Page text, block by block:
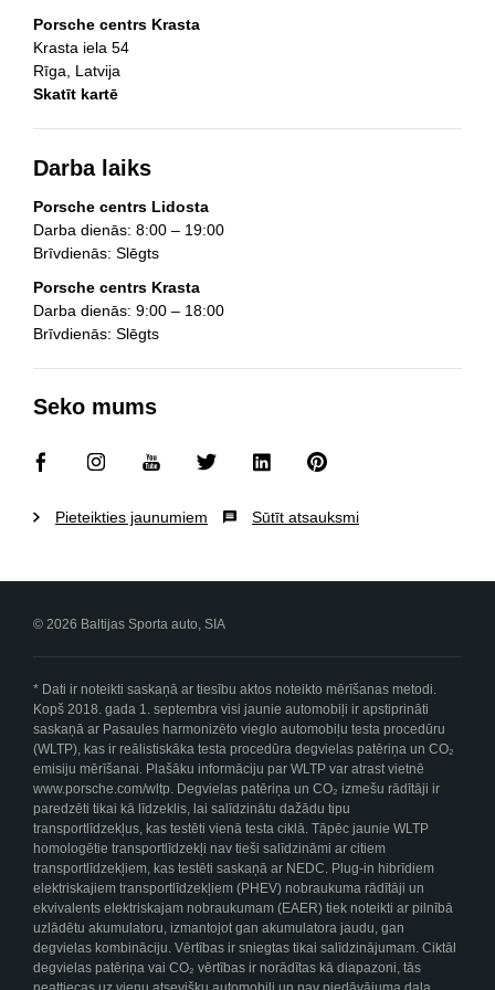
Porsche centrs Krasta
Krasta iela 54
Rīga, Latvija
Skatīt kartē
Darba laiks
Porsche centrs Lidosta
Darba dienās: 8:00 – 19:00
Brīvdienās: Slēgts
Porsche centrs Krasta
Darba dienās: 9:00 – 18:00
Brīvdienās: Slēgts
Seko mums
Pieteikties jaunumiem Sūtīt atsauksmi
© 2026 Baltijas Sporta auto, SIA
* Dati ir noteikti saskaņā ar tiesību aktos noteikto mērīšanas metodi.
Kopš 2018. gada 1. septembra visi jaunie automobiļi ir apstiprināti
saskaņā ar Pasaules harmonizēto vieglo automobiļu testa procedūru
(WLTP), kas ir reālistiskāka testa procedūra degvielas patēriņa un CO₂
emisiju mērīšanai. Plašāku informāciju par WLTP var atrast vietnē
www.porsche.com/wltp. Degvielas patēriņa un CO₂ izmešu rādītāji ir
paredzēti tikai kā līdzeklis, lai salīdzinātu dažādu tipu
transportlīdzekļus, kas testēti vienā testa ciklā. Tāpēc jaunie WLTP
homologētie transportlīdzekļi nav tieši salīdzināmi ar citiem
transportlīdzekļiem, kas testēti saskaņā ar NEDC. Plug-in hibrīdiem
elektriskajiem transportlīdzekļiem (PHEV) nobraukuma rādītāji un
ekvivalents elektriskajam nobraukumam (EAER) tiek noteikti ar pilnībā
uzlādētu akumulatoru, izmantojot gan akumulatora jaudu, gan
degvielas kombināciju. Vērtības ir sniegtas tikai salīdzinājumam. Ciktāl
degvielas patēriņa vai CO₂ vērtības ir norādītas kā diapazoni, tās